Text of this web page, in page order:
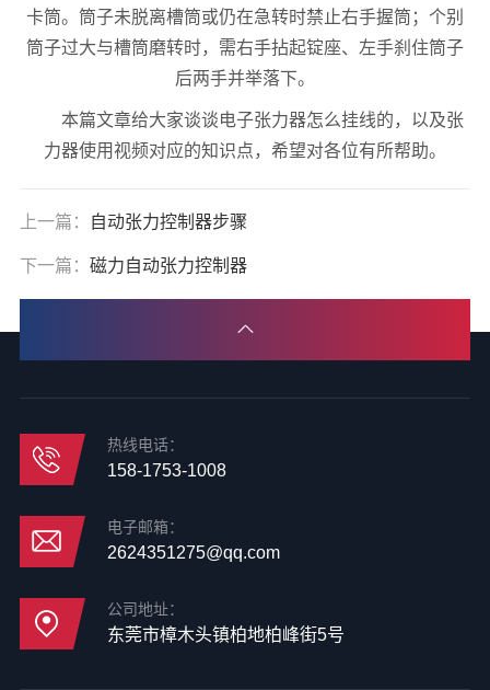
卡筒。筒子未脱离槽筒或仍在急转时禁止右手握筒；个别
筒子过大与槽筒磨转时，需右手拈起锭座、左手刹住筒子
后两手并举落下。
本篇文章给大家谈谈电子张力器怎么挂线的，以及张
力器使用视频对应的知识点，希望对各位有所帮助。
上一篇： 自动张力控制器步骤
下一篇： 磁力自动张力控制器
热线电话：
158-1753-1008
电子邮箱：
2624351275@qq.com
公司地址：
东莞市樟木头镇柏地柏峰街5号